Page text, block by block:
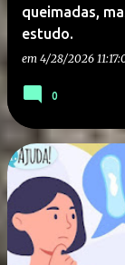
queimadas,
estudo.
em 4/28/2026
0